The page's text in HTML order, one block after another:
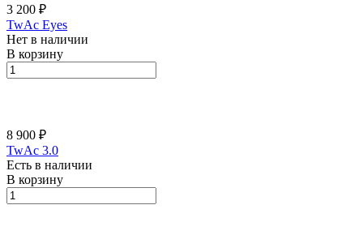
3 200 ₽
TwAc Eyes
Нет в наличии
В корзину
8 900 ₽
TwAc 3.0
Есть в наличии
В корзину